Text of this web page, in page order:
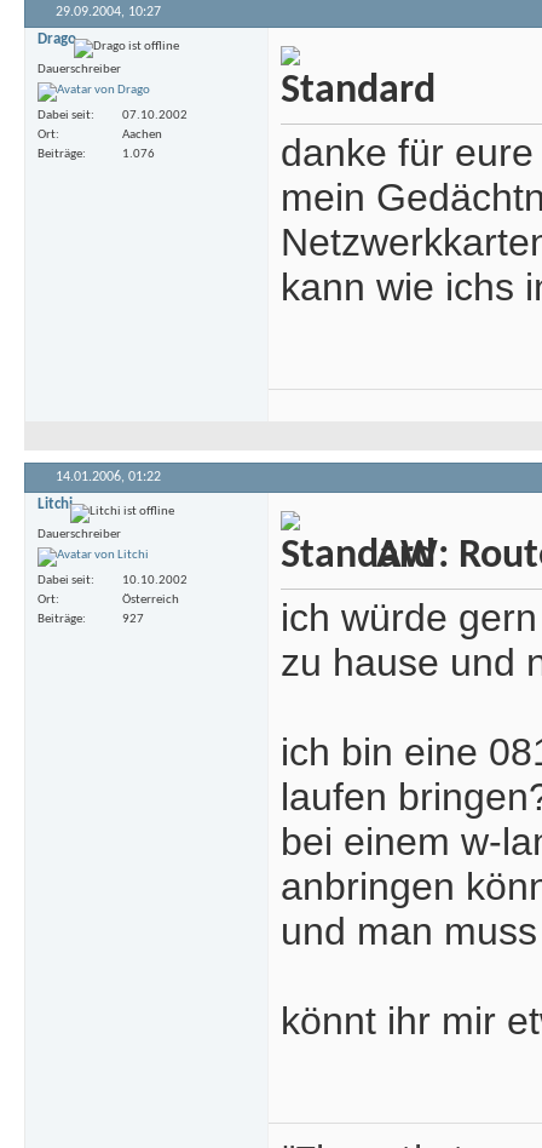
29.09.2004, 10:27
Drago
Dauerschreiber
Dabei seit
07.10.2002
Ort
Aachen
Beiträge
1.076
danke für
mein
kann wie ichs
14.01.2006, 01:22
Litchi
Dauerschreiber
Dabei seit
10.10.2002
Ort
Österreich
Beiträge
927
AW:
ich würde
zu hause und
ich bin eine
laufen
bei einem w-
anbringen
und man
könnt ihr mir